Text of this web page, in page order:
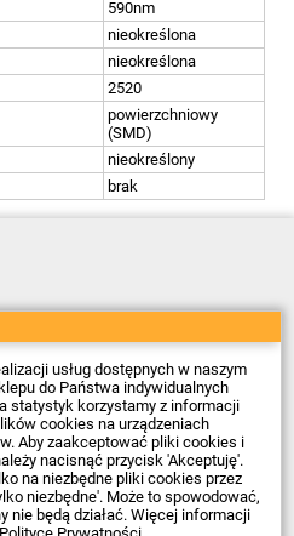
590nm
nieokreślona
nieokreślona
2520
powierzchniowy
(SMD)
nieokreślony
brak
07
Sp. z o.o.
usług dostępnych w naszym
do Państwa indywidualnych
statystyk korzystamy z informacji
cookies na urządzeniach
Aby zaakceptować pliki cookies i
nacisnąć przycisk 'Akceptuję'.
na niezbędne pliki cookies przez
niezbędne'. Może to spowodować,
nie będą działać. Więcej informacji